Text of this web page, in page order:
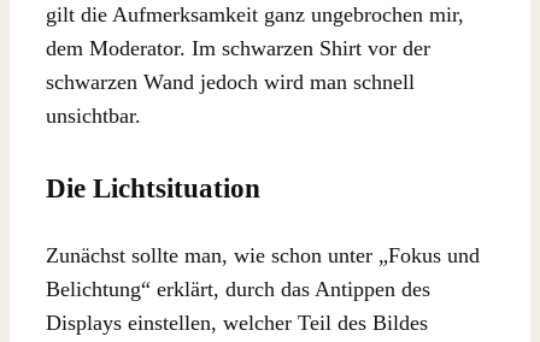
gilt die Aufmerksamkeit ganz ungebrochen mir,
dem Moderator. Im schwarzen Shirt vor der
schwarzen Wand jedoch wird man schnell
unsichtbar.
Die Lichtsituation
Zunächst sollte man, wie schon unter „Fokus und
Belichtung“ erklärt, durch das Antippen des
Displays einstellen, welcher Teil des Bildes